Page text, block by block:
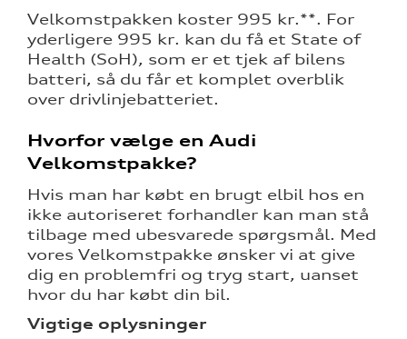
Velkomstpakken koster 995 kr.**. For
yderligere 995 kr. kan du få et State of
Health (SoH), som er et tjek af bilens
batteri, så du får et komplet overblik
over drivlinjebatteriet.
Hvorfor vælge en Audi
Velkomstpakke?
Hvis man har købt en brugt elbil hos en
ikke autoriseret forhandler kan man stå
tilbage med ubesvarede spørgsmål. Med
vores Velkomstpakke ønsker vi at give
dig en problemfri og tryg start, uanset
hvor du har købt din bil.
Vigtige oplysninger